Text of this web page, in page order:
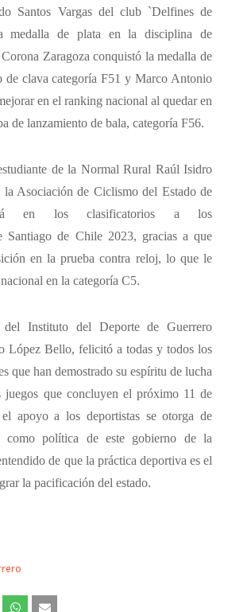
Santos Vargas del club `Delfines de
medalla de plata en la disciplina de
Zaragoza conquistó la medalla de
de clava categoría F51 y Marco Antonio
en el ranking nacional al quedar en
de lanzamiento de bala, categoría F56.
de la Normal Rural Raúl Isidro
Asociación de Ciclismo del Estado de
en los clasificatorios a los
Santiago de Chile 2023, gracias a que
en la prueba contra reloj, lo que le
en la categoría C5.
del Instituto del Deporte de Guerrero
López Bello, felicitó a todas y todos los
que han demostrado su espíritu de lucha
juegos que concluyen el próximo 11 de
apoyo a los deportistas se otorga de
como política de este gobierno de la
de que la práctica deportiva es el
la pacificación del estado.